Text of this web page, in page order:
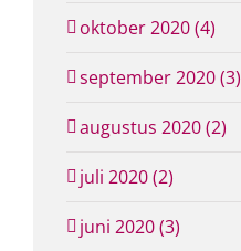
oktober 2020 (4)
september 2020 (3)
augustus 2020 (2)
juli 2020 (2)
juni 2020 (3)